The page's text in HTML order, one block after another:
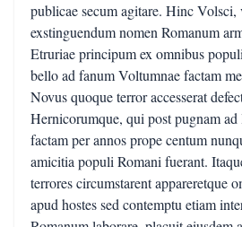
publicae secum agitare. Hinc Volsci,
exstinguendum nomen Romanum
Etruriae principum ex omnibus
bello ad fanum Voltumnae factam
Novus quoque terror accesserat
Hernicorumque, qui post pugnam
factam per annos prope centum
amicitia populi Romani fuerant.
terrores circumstarent appareretque
apud hostes sed contemptu etiam